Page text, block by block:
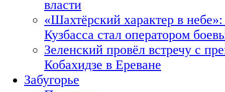
власти
«Шахтёрский характер в
Кузбасса стал оператором
Зеленский провёл встречу с
Кобахидзе в Ереване
Забугорье